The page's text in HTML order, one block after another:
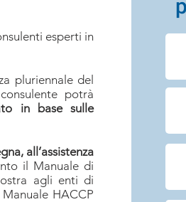
esperti in
pluriennale del
potrà
in base sulle
all’assistenza
il Manuale di
agli enti di
HACCP